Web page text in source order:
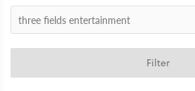
Filter